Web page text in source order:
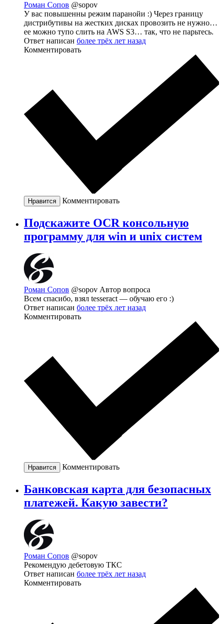
Роман Сопов @sopov
У вас повышенны режим паранойи :) Через границу
дистрибутивы на жестких дисках провозить не нужно…
ее можно тупо слить на AWS S3… так, что не парьтесь.
Ответ написан более трёх лет назад
Комментировать
Нравится Комментировать
Подскажите OCR консольную
программу для win и unix систем
Роман Сопов @sopov Автор вопроса
Всем спасибо, взял tesseract — обучаю его :)
Ответ написан более трёх лет назад
Комментировать
Нравится Комментировать
Банковская карта для безопасных
платежей. Какую завести?
Роман Сопов @sopov
Рекомендую дебетовую ТКС
Ответ написан более трёх лет назад
Комментировать